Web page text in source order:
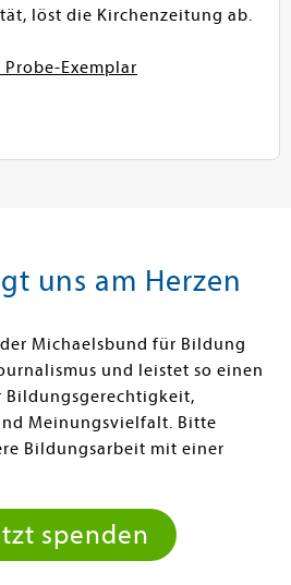
löst die Kirchenzeitung ab.
Exemplar
uns am Herzen
Michaelsbund für Bildung
und leistet so einen
Meinungsvielfalt. Bitte
Bildungsarbeit mit einer
spenden